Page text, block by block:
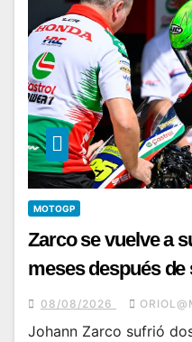
MOTOGP
Zarco se vuelve a
meses después
08/08/2026
Johann Zarco sufrió